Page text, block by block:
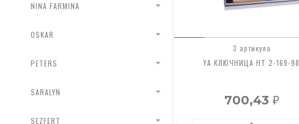
NINA FARMINA
OSKAR
PETERS
SARALYN
SEZFERT
3 артикула
YA КЛЮЧНИЦА HT 2-169-98
700,43 ₽